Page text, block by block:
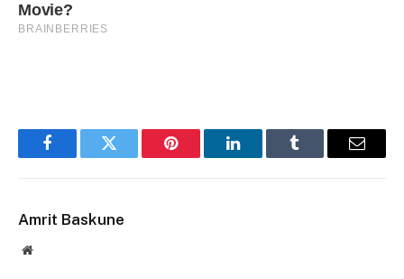
FacebookTwitter Pinterest LinkedInTumblr Email
Amrit Baskune
Website